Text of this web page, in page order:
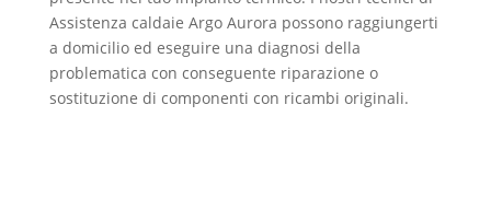
Assistenza caldaie Argo Aurora possono raggiungerti
a domicilio ed eseguire una diagnosi della
problematica con conseguente riparazione o
sostituzione di componenti con ricambi originali.